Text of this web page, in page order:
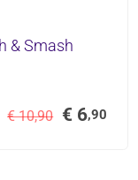
& Smash
€ 10,90 € 6,90